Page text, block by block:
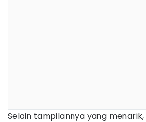
Selain tampilannya yang